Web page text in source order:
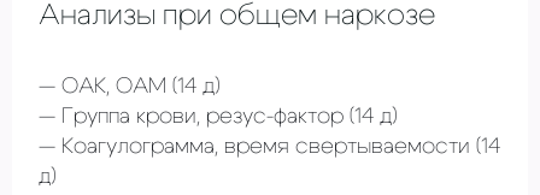
Анализы при общем наркозе
ОАК, ОАМ (14 д)
Группа крови, резус-фактор (14 д)
Коагулограмма, время свертываемости (14
д)